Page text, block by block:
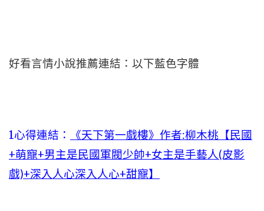
好看言情小說推薦連結：以下藍色字體
1心得連結：
《天下第一戲樓》作者:柳木桃【民國
+萌寵+男主是民國軍閥少帥+女主是手藝人(皮影
戲)+深入人心深入人心+甜寵】